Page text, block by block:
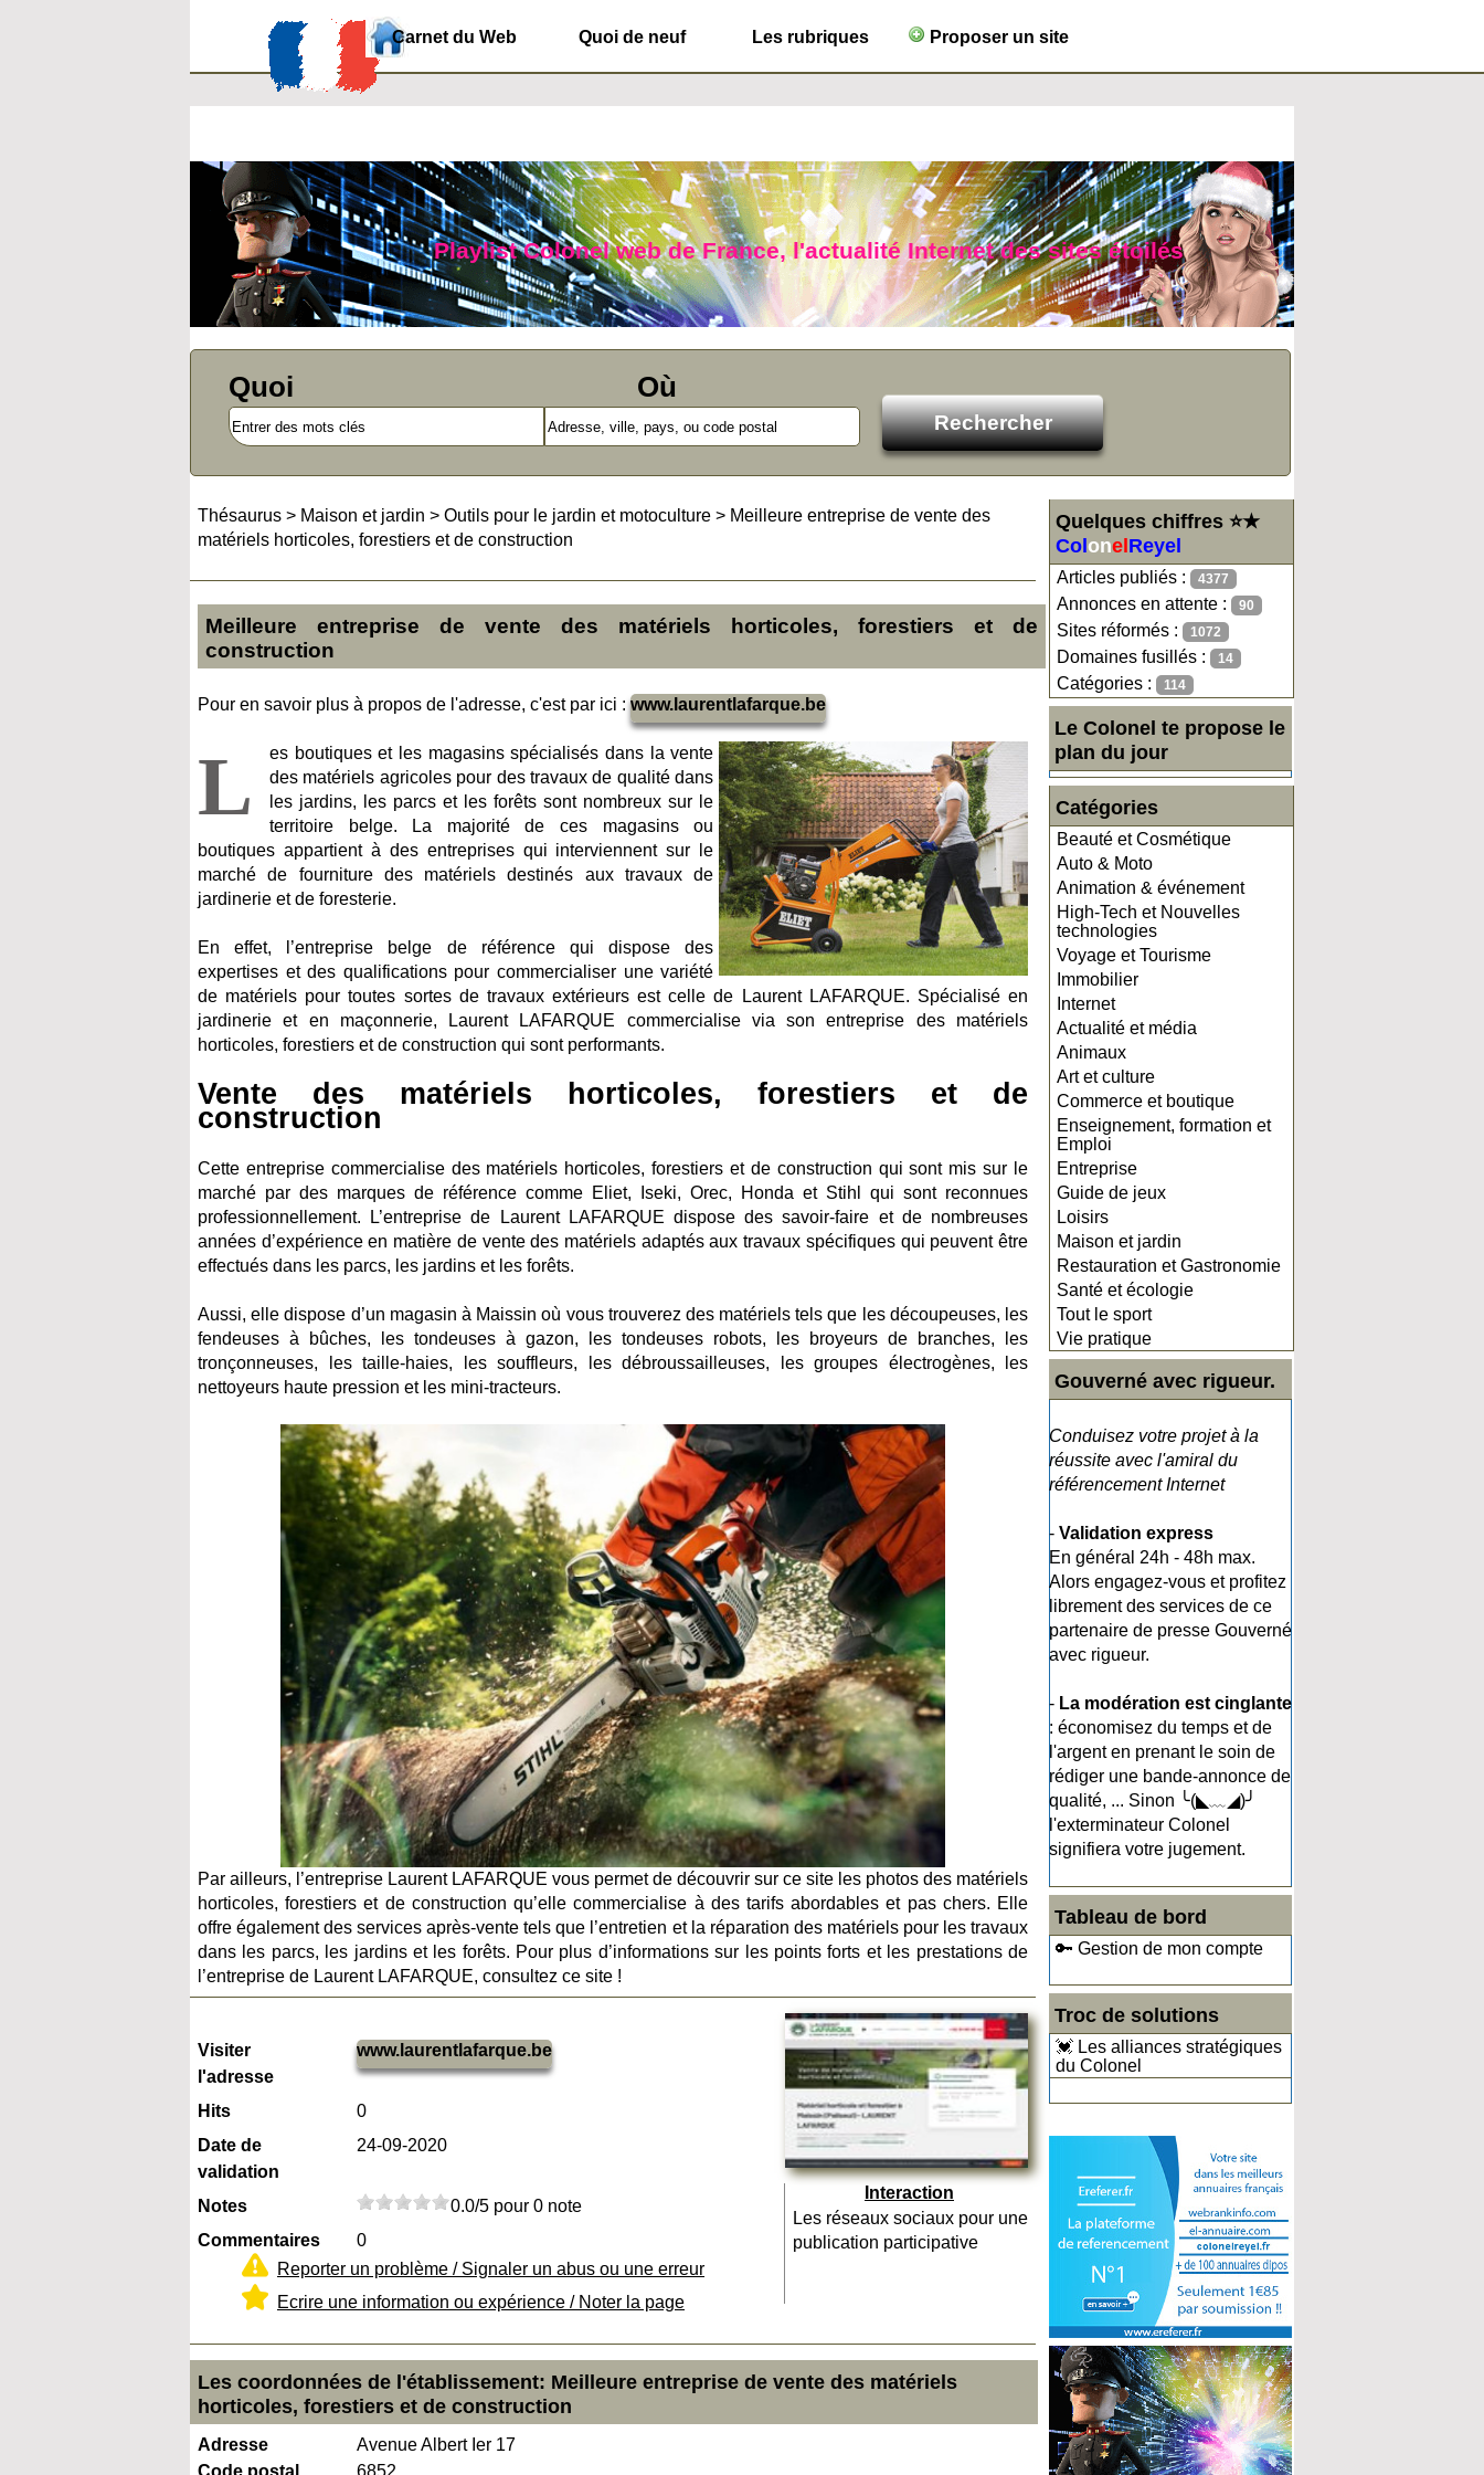
Carnet du Web Quoi de neuf Les rubriques Proposer un site
Playlist Colonel web de France, l'actualité Internet des sites étoilés
Quoi Où
Quelques chiffres ⭐★
Col onel Reyel
Articles publiés : 4377
Annonces en attente : 90
Sites réformés : 1072
Domaines fusillés : 14
Catégories : 114
Le Colonel te propose le
plan du jour
Catégories
Beauté et Cosmétique
Auto & Moto
Animation & événement
High-Tech et Nouvelles
technologies
Voyage et Tourisme
Immobilier
Internet
Actualité et média
Animaux
Art et culture
Commerce et boutique
Enseignement, formation et
Emploi
Entreprise
Guide de jeux
Loisirs
Maison et jardin
Restauration et Gastronomie
Santé et écologie
Tout le sport
Vie pratique
Gouverné avec rigueur.
Conduisez votre projet à la
réussite avec l'amiral du
référencement Internet
- Validation express
En général 24h - 48h max.
Alors engagez-vous et profitez
librement des services de ce
partenaire de presse Gouverné
avec rigueur.
- La modération est cinglante
: économisez du temps et de
l'argent en prenant le soin de
rédiger une bande-annonce de
qualité, ... Sinon ╰(◣﹏◢)╯
l'exterminateur Colonel
signifiera votre jugement.
Tableau de bord
🔑 Gestion de mon compte
Troc de solutions
💓 Les alliances stratégiques
du Colonel
Thésaurus > Maison et jardin > Outils pour le jardin et motoculture > Meilleure entreprise de vente des
matériels horticoles, forestiers et de construction
Meilleure entreprise de vente des matériels horticoles, forestiers et de
construction
Pour en savoir plus à propos de l'adresse, c'est par ici :www.laurentlafarque.be
L
es boutiques et les magasins spécialisés dans la vente
des matériels agricoles pour des travaux de qualité dans
les jardins, les parcs et les forêts sont nombreux sur le
territoire belge. La majorité de ces magasins ou
boutiques appartient à des entreprises qui interviennent sur le
marché de fourniture des matériels destinés aux travaux de
jardinerie et de foresterie.
En effet, l’entreprise belge de référence qui dispose des
expertises et des qualifications pour commercialiser une variété
de matériels pour toutes sortes de travaux extérieurs est celle de Laurent LAFARQUE. Spécialisé en
jardinerie et en maçonnerie, Laurent LAFARQUE commercialise via son entreprise des matériels
horticoles, forestiers et de construction qui sont performants.
Vente des matériels horticoles, forestiers et de
construction
Cette entreprise commercialise des matériels horticoles, forestiers et de construction qui sont mis sur le
marché par des marques de référence comme Eliet, Iseki, Orec, Honda et Stihl qui sont reconnues
professionnellement. L’entreprise de Laurent LAFARQUE dispose des savoir-faire et de nombreuses
années d’expérience en matière de vente des matériels adaptés aux travaux spécifiques qui peuvent être
effectués dans les parcs, les jardins et les forêts.
Aussi, elle dispose d’un magasin à Maissin où vous trouverez des matériels tels que les découpeuses, les
fendeuses à bûches, les tondeuses à gazon, les tondeuses robots, les broyeurs de branches, les
tronçonneuses, les taille-haies, les souffleurs, les débroussailleuses, les groupes électrogènes, les
nettoyeurs haute pression et les mini-tracteurs.
Par ailleurs, l’entreprise Laurent LAFARQUE vous permet de découvrir sur ce site les photos des matériels
horticoles, forestiers et de construction qu’elle commercialise à des tarifs abordables et pas chers. Elle
offre également des services après-vente tels que l’entretien et la réparation des matériels pour les travaux
dans les parcs, les jardins et les forêts. Pour plus d’informations sur les points forts et les prestations de
l’entreprise de Laurent LAFARQUE, consultez ce site !
Visiter
l'adresse
www.laurentlafarque.be
Hits
0
Date de
validation
24-09-2020
Notes
0.0/5 pour 0 note
Commentaires
0
Reporter un problème / Signaler un abus ou une erreur
Ecrire une information ou expérience / Noter la page
Interaction
Les réseaux sociaux pour une
publication participative
Les coordonnées de l'établissement: Meilleure entreprise de vente des matériels
horticoles, forestiers et de construction
Adresse
Avenue Albert Ier 17
Code postal
6852